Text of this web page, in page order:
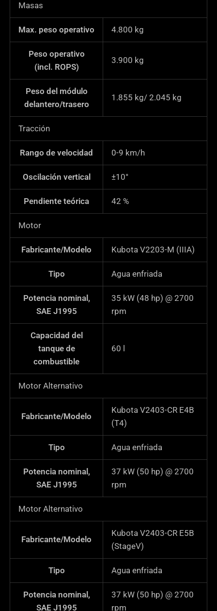
n
Masas
Max. peso operativo 4.800 kg
Peso operativo
(incl. ROPS)
3.900 kg
Peso del módulo
delantero/trasero
1.855 kg/ 2.045 kg
Tracción
Rango de velocidad 0-9 km/h
Oscilación vertical ±10°
Pendiente teórica 42 %
Motor
Fabricante/Modelo Kubota V2203-M (IIIA)
Tipo Agua enfriada
Potencia nominal,
SAE J1995
35 kW (48 hp) @ 2700
rpm
Capacidad del
tanque de
combustible
60
Motor Alternativo
Fabricante/Modelo
Kubota V2403-CR E4B
(T4)
Tipo Agua enfriada
Potencia nominal,
SAE J1995
37 kW (50 hp) @ 2700
rpm
Motor Alternativo
Fabricante/Modelo
Kubota V2403-CR E5B
(StageV)
Tipo Agua enfriada
Potencia nominal,
SAE J1995
37 kW (50 hp) @ 2700
rpm